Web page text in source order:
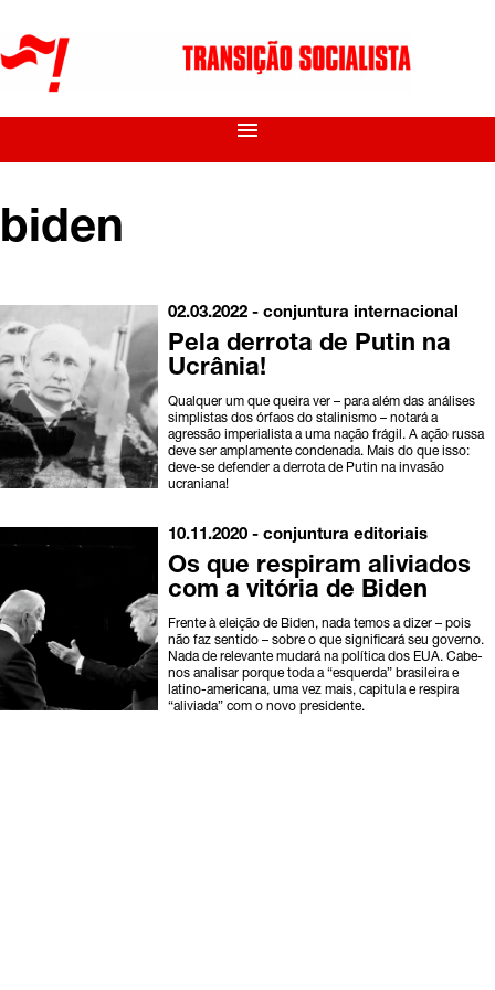
menu
biden
02.03.2022 -conjuntura internacional
Pela derrota de Putin na
Ucrânia!
Qualquer um que queira ver – para além das análises
simplistas dos órfaos do stalinismo – notará a
agressão imperialista a uma nação frágil. A ação russa
deve ser amplamente condenada. Mais do que isso:
deve-se defender a derrota de Putin na invasão
ucraniana!
10.11.2020 -conjuntura editoriais
Os que respiram aliviados
com a vitória de Biden
Frente à eleição de Biden, nada temos a dizer – pois
não faz sentido – sobre o que significará seu governo.
Nada de relevante mudará na política dos EUA. Cabe-
nos analisar porque toda a “esquerda” brasileira e
latino-americana, uma vez mais, capitula e respira
“aliviada” com o novo presidente.